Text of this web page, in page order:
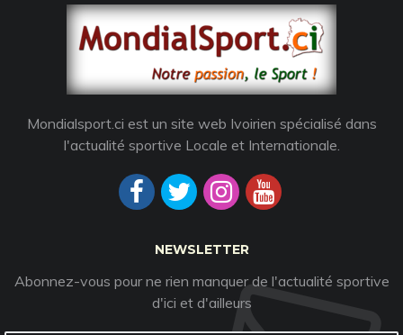
Mondialsport.ci est un site web Ivoirien spécialisé dans
l'actualité sportive Locale et Internationale.
NEWSLETTER
Abonnez-vous pour ne rien manquer de l'actualité sportive
d'ici et d'ailleurs